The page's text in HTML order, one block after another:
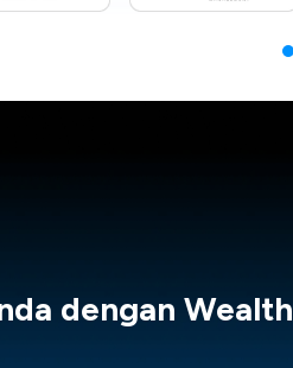
dengan Wealth